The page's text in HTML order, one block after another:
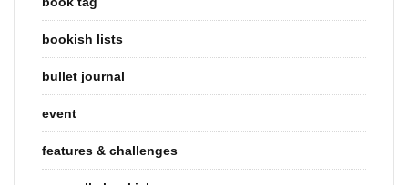
bookish lists
bullet journal
event
features & challenges